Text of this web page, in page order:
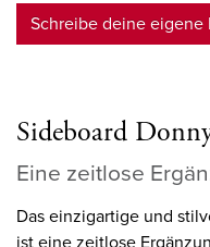
Schreibe deine eigene
Sideboard
Eine zeitlose
Das einzigartige und